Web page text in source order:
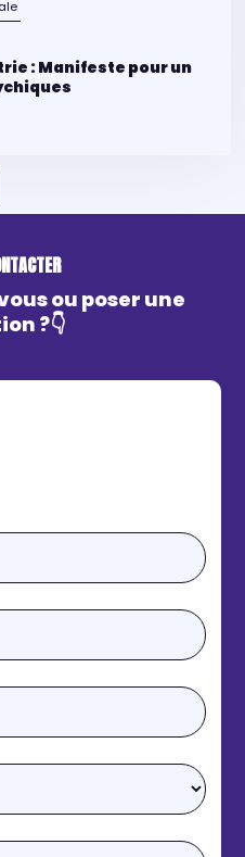
: Manifeste pour un
ou poser une
?👇